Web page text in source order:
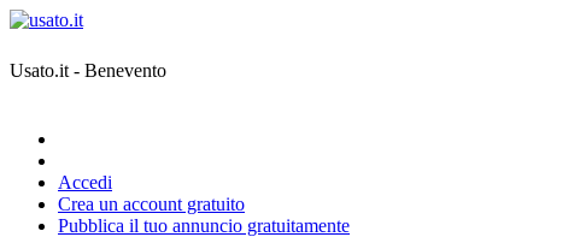
Usato.it - Benevento
Accedi
Crea un account gratuito
Pubblica il tuo annuncio gratuitamente